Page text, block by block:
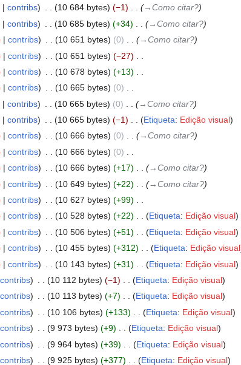
contribs 10 684 bytes −1
→‎Como citar?
contribs 10 685 bytes +34
→‎Como citar?
contribs 10 651 bytes 0
→‎Como citar?
contribs 10 651 bytes −27
contribs 10 678 bytes +13
contribs 10 665 bytes 0
contribs 10 665 bytes 0
→‎Como citar?
contribs 10 665 bytes −1 Etiqueta: Edição visual
contribs 10 666 bytes 0
→‎Como citar?
contribs 10 666 bytes 0
contribs 10 666 bytes +17
→‎Como citar?
contribs 10 649 bytes +22
→‎Como citar?
contribs 10 627 bytes +99
contribs 10 528 bytes +22 Etiqueta: Edição visual
contribs 10 506 bytes +51 Etiqueta: Edição visual
contribs 10 455 bytes +312 Etiqueta: Edição visual
contribs 10 143 bytes +31 Etiqueta: Edição visual
contribs 10 112 bytes −1 Etiqueta: Edição visual
contribs 10 113 bytes +7 Etiqueta: Edição visual
contribs 10 106 bytes +133 Etiqueta: Edição visual
contribs 9 973 bytes +9 Etiqueta: Edição visual
contribs 9 964 bytes +39 Etiqueta: Edição visual
contribs 9 925 bytes +377 Etiqueta: Edição visual